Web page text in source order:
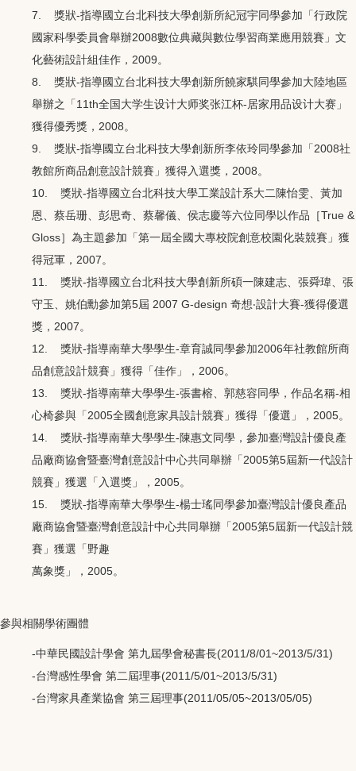
7. 獎狀-指導國立台北科技大學創新所紀冠宇同學參加「行政院
國家科學委員會舉辦2008數位典藏與數位學習商業應用競賽」文
化藝術設計組佳作，2009。
8. 獎狀-指導國立台北科技大學創新所饒家騏同學參加大陸地區
舉辦之「11th全国大学生设计大师奖张江杯-居家用品设计大赛」
獲得優秀獎，2008。
9. 獎狀-指導國立台北科技大學創新所李依玲同學參加「2008社
教館所商品創意設計競賽」獲得入選獎，2008。
10. 獎狀-指導國立台北科技大學工業設計系大二陳怡雯、黃加
恩、蔡岳珊、彭思奇、蔡馨儀、侯志慶等六位同學以作品［True &
Gloss］為主題參加「第一屆全國大專校院創意校園化裝競賽」獲
得冠軍，2007。
11. 獎狀-指導國立台北科技大學創新所碩一陳建志、張舜瑋、張
守玉、姚伯勳參加第5屆 2007 G-design 奇想‧設計大賽-獲得優選
獎，2007。
12. 獎狀-指導南華大學學生-章育誠同學參加2006年社教館所商
品創意設計競賽」獲得「佳作」，2006。
13. 獎狀-指導南華大學學生-張書榕、郭慈容同學，作品名稱-相
心椅參與「2005全國創意家具設計競賽」獲得「優選」，2005。
14. 獎狀-指導南華大學學生-陳惠文同學，參加臺灣設計優良產
品廠商協會暨臺灣創意設計中心共同舉辦「2005第5屆新一代設計
競賽」獲選「入選獎」，2005。
15. 獎狀-指導南華大學學生-楊士瑤同學參加臺灣設計優良產品
廠商協會暨臺灣創意設計中心共同舉辦「2005第5屆新一代設計競
賽」獲選「野趣
萬象獎」，2005。
參與相關學術團體
-中華民國設計學會 第九屆學會秘書長(2011/8/01~2013/5/31)
-台灣感性學會 第二屆理事(2011/5/01~2013/5/31)
-台灣家具產業協會 第三屆理事(2011/05/05~2013/05/05)